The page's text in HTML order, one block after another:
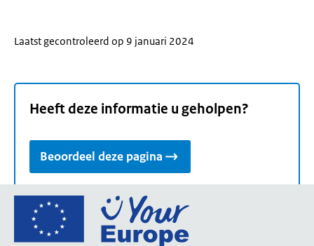
Laatst gecontroleerd op 9 januari 2024
Heeft deze informatie u geholpen?
Beoordeel deze pagina
Ga
de